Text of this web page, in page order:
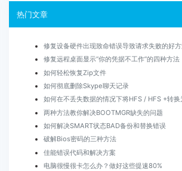
热门文章
修复设备硬件出现致命错误导致请求失败的好
修复远程桌面显示“你的凭据不工作”的四种方法
如何轻松恢复Zip文件
如何彻底删除Skype聊天记录
如何在不丢失数据的情况下将HFS / HFS +转换
两种方法教你解决BOOTMGR缺失的问题
如何解决SMART状态BAD备份和替换错误
破解Bios密码的三种方法
佳能错误代码和解决方案
电脑很慢很卡怎么办？做好这些提速80%